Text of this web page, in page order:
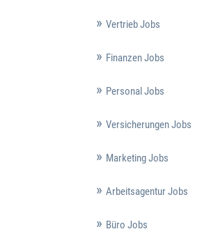
Vertrieb Jobs
Finanzen Jobs
Personal Jobs
Versicherungen Jobs
Marketing Jobs
Arbeitsagentur Jobs
Büro Jobs